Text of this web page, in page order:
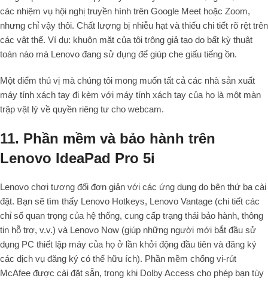
các nhiệm vụ hội nghị truyền hình trên Google Meet hoặc Zoom,
nhưng chỉ vậy thôi. Chất lượng bị nhiễu hạt và thiếu chi tiết rõ rệt trên
các vật thể. Ví dụ: khuôn mặt của tôi trông giả tạo do bất kỳ thuật
toán nào mà Lenovo đang sử dụng để giúp che giấu tiếng ồn.
Một điểm thú vị mà chúng tôi mong muốn tất cả các nhà sản xuất
máy tính xách tay đi kèm với máy tính xách tay của họ là một màn
trập vật lý về quyền riêng tư cho webcam.
11. Phần mềm và bảo hành trên
Lenovo IdeaPad Pro 5i
Lenovo chơi tương đối đơn giản với các ứng dụng do bên thứ ba cài
đặt. Bạn sẽ tìm thấy Lenovo Hotkeys, Lenovo Vantage (chi tiết các
chỉ số quan trọng của hệ thống, cung cấp trạng thái bảo hành, thông
tin hỗ trợ, v.v.) và Lenovo Now (giúp những người mới bắt đầu sử
dụng PC thiết lập máy của họ ở lần khởi động đầu tiên và đăng ký
các dịch vụ đăng ký có thể hữu ích). Phần mềm chống vi-rút
McAfee được cài đặt sẵn, trong khi Dolby Access cho phép bạn tùy